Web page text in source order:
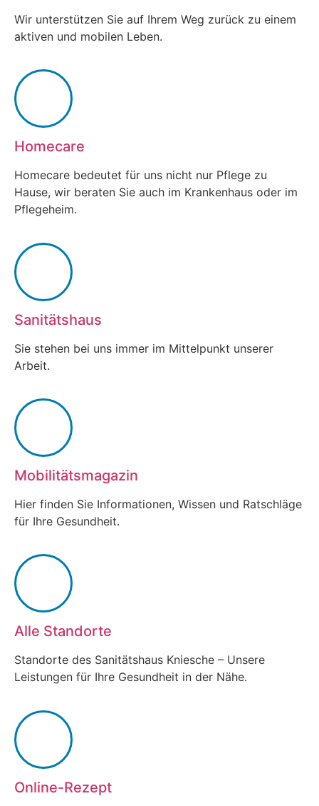
Wir unterstützen Sie auf Ihrem Weg zurück zu einem
aktiven und mobilen Leben.
Homecare
Homecare bedeutet für uns nicht nur Pflege zu
Hause, wir beraten Sie auch im Krankenhaus oder im
Pflegeheim.
Sanitätshaus
Sie stehen bei uns immer im Mittelpunkt unserer
Arbeit.
Mobilitätsmagazin
Hier finden Sie Informationen, Wissen und Ratschläge
für Ihre Gesundheit.
Alle Standorte
Standorte des Sanitätshaus Kniesche – Unsere
Leistungen für Ihre Gesundheit in der Nähe.
Online-Rezept